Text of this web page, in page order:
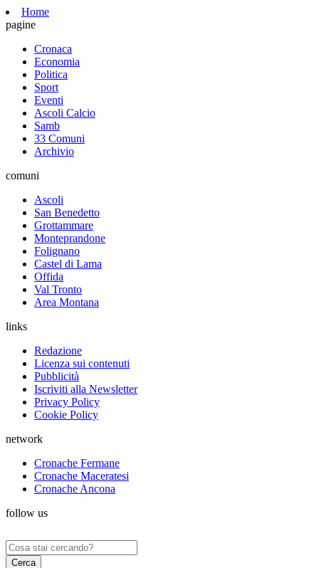
Home
pagine
Cronaca
Economia
Politica
Sport
Eventi
Ascoli Calcio
Samb
33 Comuni
Archivio
comuni
Ascoli
San Benedetto
Grottammare
Monteprandone
Folignano
Castel di Lama
Offida
Val Tronto
Area Montana
links
Redazione
Licenza sui contenuti
Pubblicità
Iscriviti alla Newsletter
Privacy Policy
Cookie Policy
network
Cronache Fermane
Cronache Maceratesi
Cronache Ancona
follow us
Ricerca
per: